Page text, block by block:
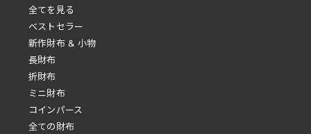
全てを見る
べストセラー
新作財布 & 小物
長財布
折財布
ミニ財布
コインパース
全ての財布